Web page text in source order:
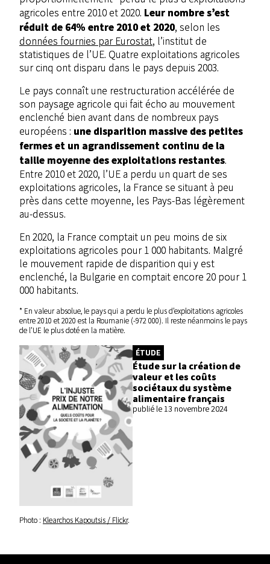
agricoles entre 2010 et 2020. Leur nombre s’est
réduit de 64% entre 2010 et 2020, selon les
données fournies par Eurostat, l’institut de
statistiques de l’UE. Quatre exploitations agricoles
sur cinq ont disparu dans le pays depuis 2003.
Le pays connaît une restructuration accélérée de
son paysage agricole qui fait écho au mouvement
enclenché bien avant dans de nombreux pays
européens : une disparition massive des petites
fermes et un agrandissement continu de la
taille moyenne des exploitations restantes.
Entre 2010 et 2020, l’UE a perdu un quart de ses
exploitations agricoles, la France se situant à peu
près dans cette moyenne, les Pays-Bas légèrement
au-dessus.
En 2020, la France comptait un peu moins de six
exploitations agricoles pour 1 000 habitants. Malgré
le mouvement rapide de disparition qui y est
enclenché, la Bulgarie en comptait encore 20 pour 1
000 habitants.
* En valeur absolue, le pays qui a perdu le plus d’exploitations agricoles
entre 2010 et 2020 est la Roumanie (-972 000). Il reste néanmoins le pays
de l’UE le plus doté en la matière.
ÉTUDE
Étude sur la création de
valeur et les coûts
sociétaux du système
alimentaire français
publié le 13 novembre 2024
Photo : Klearchos Kapoutsis / Flickr.